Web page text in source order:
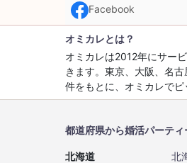
Facebook
オミカレとは？
オミカレは2012年にサー
きます。東京、大阪、名
件をもとに、オミカレでピ
都道府県から婚活パーティ
北海道 北